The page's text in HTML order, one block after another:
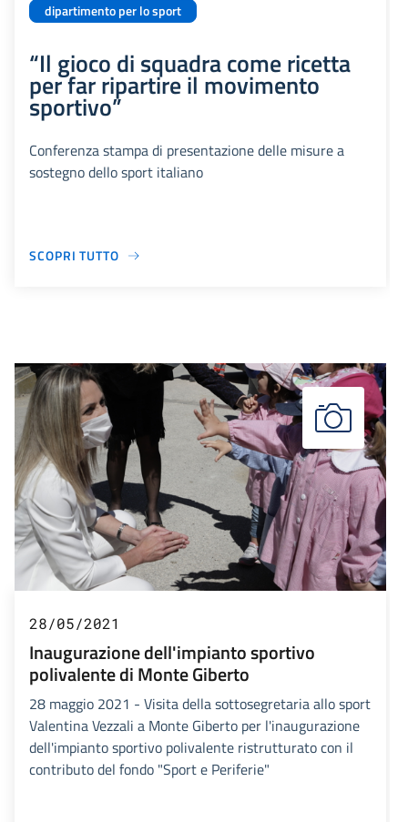
dipartimento per lo sport
“Il gioco di squadra come ricetta
per far ripartire il movimento
sportivo”
Conferenza stampa di presentazione delle misure a
sostegno dello sport italiano
SCOPRI TUTTO
28/05/2021
Inaugurazione dell'impianto sportivo
polivalente di Monte Giberto
28 maggio 2021 - Visita della sottosegretaria allo sport
Valentina Vezzali a Monte Giberto per l'inaugurazione
dell'impianto sportivo polivalente ristrutturato con il
contributo del fondo "Sport e Periferie"